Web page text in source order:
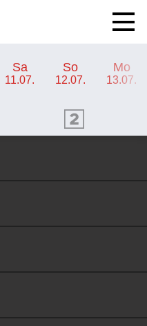
Sa
11.07.
So
12.07.
Mo
13.07.
ORF 2 Programm